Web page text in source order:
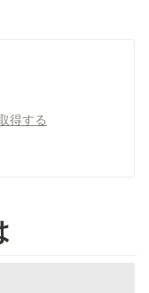
得する